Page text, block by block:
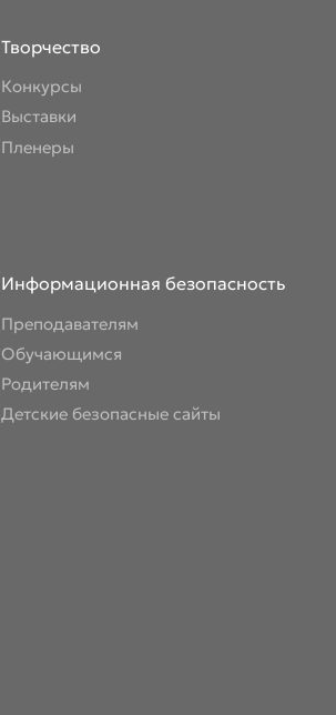
Творчество
Конкурсы
Выставки
Пленеры
Информационная безопасность
Преподавателям
Обучающимся
Родителям
Детские безопасные сайты